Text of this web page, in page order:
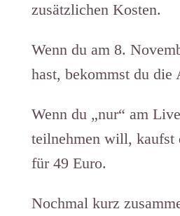
zusätzlichen Kosten.
Wenn du am 8.
hast, bekommst du die
Wenn du „nur“ am
teilnehmen will, kaufst
für 49 Euro.
Nochmal kurz